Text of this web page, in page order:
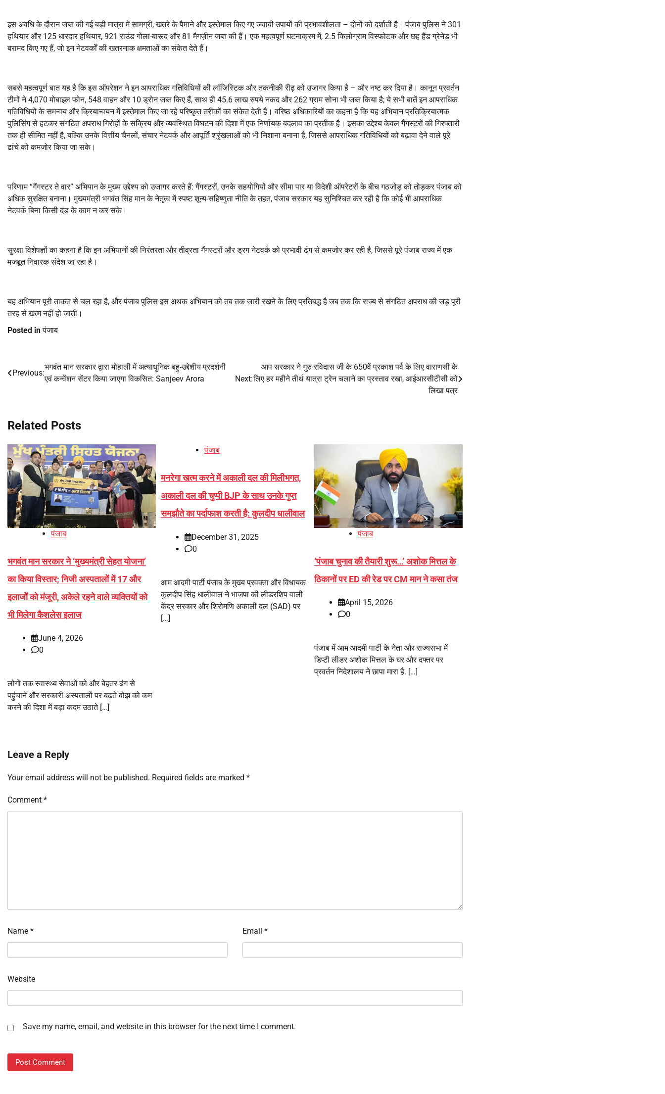
इस अवधि के दौरान जब्त की गई बड़ी मात्रा में सामग्री, खतरे के पैमाने और इस्तेमाल किए गए जवाबी उपायों की प्रभावशीलता – दोनों को दर्शाती है। पंजाब पुलिस ने 301
हथियार और 125 धारदार हथियार, 921 राउंड गोला-बारूद और 81 मैगज़ीन जब्त की हैं। एक महत्वपूर्ण घटनाक्रम में, 2.5 किलोग्राम विस्फोटक और छह हैंड ग्रेनेड भी
बरामद किए गए हैं, जो इन नेटवर्कों की खतरनाक क्षमताओं का संकेत देते हैं।
सबसे महत्वपूर्ण बात यह है कि इस ऑपरेशन ने इन आपराधिक गतिविधियों की लॉजिस्टिक और तकनीकी रीढ़ को उजागर किया है – और नष्ट कर दिया है। कानून प्रवर्तन
टीमों ने 4,070 मोबाइल फोन, 548 वाहन और 10 ड्रोन जब्त किए हैं, साथ ही 45.6 लाख रुपये नकद और 262 ग्राम सोना भी जब्त किया है; ये सभी बातें इन आपराधिक
गतिविधियों के समन्वय और क्रियान्वयन में इस्तेमाल किए जा रहे परिष्कृत तरीकों का संकेत देती हैं। वरिष्ठ अधिकारियों का कहना है कि यह अभियान प्रतिक्रियात्मक
पुलिसिंग से हटकर संगठित अपराध गिरोहों के सक्रिय और व्यवस्थित विघटन की दिशा में एक निर्णायक बदलाव का प्रतीक है। इसका उद्देश्य केवल गैंगस्टरों की गिरफ्तारी
तक ही सीमित नहीं है, बल्कि उनके वित्तीय चैनलों, संचार नेटवर्क और आपूर्ति श्रृंखलाओं को भी निशाना बनाना है, जिससे आपराधिक गतिविधियों को बढ़ावा देने वाले पूरे
ढांचे को कमजोर किया जा सके।
परिणाम “गैंगस्टर ते वार” अभियान के मुख्य उद्देश्य को उजागर करते हैं: गैंगस्टरों, उनके सहयोगियों और सीमा पार या विदेशी ऑपरेटरों के बीच गठजोड़ को तोड़कर पंजाब को
अधिक सुरक्षित बनाना। मुख्यमंत्री भगवंत सिंह मान के नेतृत्व में स्पष्ट शून्य-सहिष्णुता नीति के तहत, पंजाब सरकार यह सुनिश्चित कर रही है कि कोई भी आपराधिक
नेटवर्क बिना किसी दंड के काम न कर सके।
सुरक्षा विशेषज्ञों का कहना है कि इन अभियानों की निरंतरता और तीव्रता गैंगस्टरों और ड्रग नेटवर्क को प्रभावी ढंग से कमजोर कर रही है, जिससे पूरे पंजाब राज्य में एक
मजबूत निवारक संदेश जा रहा है।
यह अभियान पूरी ताकत से चल रहा है, और पंजाब पुलिस इस अथक अभियान को तब तक जारी रखने के लिए प्रतिबद्ध है जब तक कि राज्य से संगठित अपराध की जड़ पूरी
तरह से खत्म नहीं हो जाती।
Posted inपंजाब
Post
Previous:
भगवंत मान सरकार द्वारा मोहाली में अत्याधुनिक बहु-उद्देशीय प्रदर्शनी
एवं कन्वेंशन सेंटर किया जाएगा विकसित: Sanjeev Arora
Next:
आप सरकार ने गुरु रविदास जी के 650वें प्रकाश पर्व के लिए वाराणसी के
लिए हर महीने तीर्थ यात्रा ट्रेन चलाने का प्रस्ताव रखा, आईआरसीटीसी को
लिखा पत्र
Related Posts
पंजाब
भगवंत मान सरकार ने ‘मुख्यमंत्री सेहत योजना’
का किया विस्तार; निजी अस्पतालों में 17 और
इलाजों को मंजूरी, अकेले रहने वाले व्यक्तियों को
भी मिलेगा कैशलेस इलाज
June 4, 2026
0
लोगों तक स्वास्थ्य सेवाओं को और बेहतर ढंग से
पहुंचाने और सरकारी अस्पतालों पर बढ़ते बोझ को कम
करने की दिशा में बड़ा कदम उठाते […]
पंजाब
मनरेगा खत्म करने में अकाली दल की मिलीभगत,
अकाली दल की चुप्पी BJP के साथ उनके गुप्त
समझौते का पर्दाफाश करती है: कुलदीप धालीवाल
December 31, 2025
0
आम आदमी पार्टी पंजाब के मुख्य प्रवक्ता और विधायक
कुलदीप सिंह धालीवाल ने भाजपा की लीडरशिप वाली
केंद्र सरकार और शिरोमणि अकाली दल (SAD) पर
[…]
पंजाब
‘पंजाब चुनाव की तैयारी शुरू…’ अशोक मित्तल के
ठिकानों पर ED की रेड पर CM मान ने कसा तंज
April 15, 2026
0
पंजाब में आम आदमी पार्टी के नेता और राज्यसभा में
डिप्टी लीडर अशोक मित्तल के घर और दफ्तर पर
प्रवर्तन निदेशालय ने छापा मारा है. […]
Leave a Reply
Your email address will not be published. Required fields are marked *
Comment *
Name * Email *
Website
Save my name, email, and website in this browser for the next time I comment.